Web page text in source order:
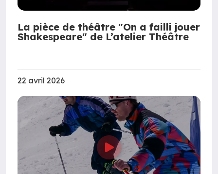
La pièce de théâtre "On a failli jouer
Shakespeare" de L’atelier Théâtre
22 avril 2026